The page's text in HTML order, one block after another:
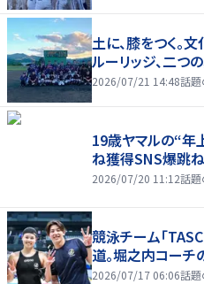
土に、膝をつく。
ルーリッジ、二つ
2026/07/21 14:48話題
19歳ヤマルの“年
ね獲得SNS爆跳
2026/07/20 11:12話題
競泳チーム「
道。堀之内コー
2026/07/17 06:06話題